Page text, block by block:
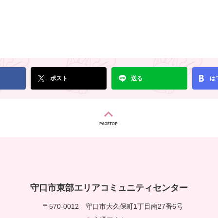
ポスト 送る は
守口市東部エリアコミュニティセンター
〒570-0012 守口市大久保町1丁目南27番6号